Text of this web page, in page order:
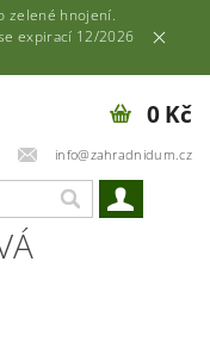
zelené hnojení.
expirací 12/2026
info@zahradnidum.cz
0 Kč